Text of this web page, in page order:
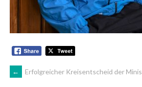
ARTIKEL-
← Erfolgreicher Kreisentscheid der Minis